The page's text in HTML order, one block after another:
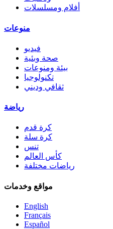
أفلام ومسلسلات
منوعات
فيديو
صحة وبئية
بيئة ومنوعات
تكنولوجيا
ثقافي وديني
رياضة
كرة قدم
كرة سلة
تنس
كأس العالم
رياضات مختلفة
مواقع وخدمات
English
Français
Español